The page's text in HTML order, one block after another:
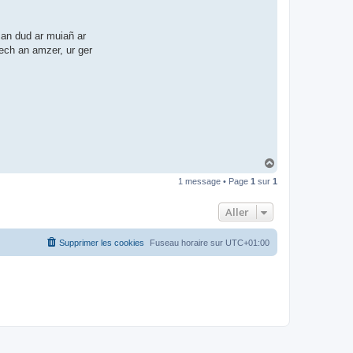
dud ar muiañ ar
an amzer, ur ger
u
1 message • Page 1 sur 1
Aller
Fuseau horaire sur UTC+01:00
Supprimer les cookies